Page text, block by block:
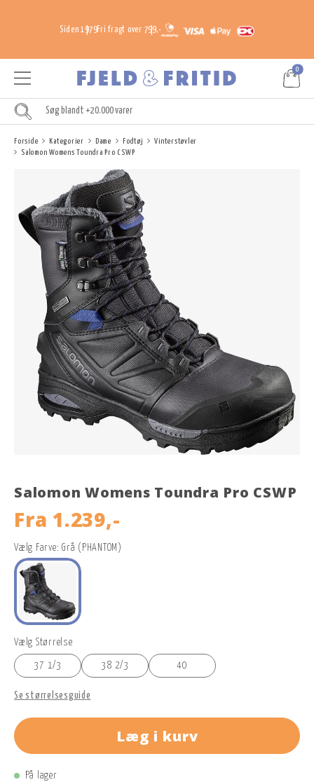
Siden 1979Fri fragt over 799,-
0
Forside Kategorier Dame Fodtøj
Vinterstøvler
Salomon Womens Toundra Pro CSWP
Salomon Womens Toundra Pro CSWP
Fra 1.239,-
Vælg Farve: Grå (PHANTOM)
Vælg Størrelse
37 1/3 38 2/3 40
Se størrelsesguide
Læg i kurv
På lager